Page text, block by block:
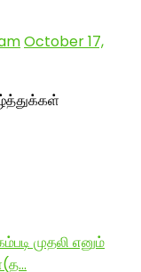
October 17,
முதலி எனும்